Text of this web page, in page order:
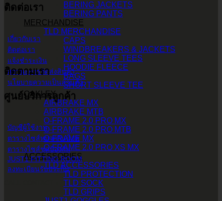
BERING JACKETS
BERING PANTS
MERCHANDISE
TLD MERCHANDISE
CAPS
WINDBREAKERS & JACKETS
LONG SLEEVE TEES
HOODIE FLEECE
BAGS
SHORT SLEEVE TEE
OAKLEY
AIRBRAKE MX
AIRBRAKE MTB
O-FRAME 2.0 PRO MX
O-FRAME 2.0 PRO MTB
O-FRAME MX
O-FRAME 2.0 PRO XS MX
ACCESSORIES
TLD ACCESSORIES
TLD PROTECTION
TLD SOCK
TLD GRIPS
ติดต่อเรา
เกี่ยวกับเรา
ติดต่อเรา
แจ้งชำระเงิน
สถานะการจัดส่งสินค้า
นโยบายความเป็นส่วนตัว
ติดตามเรา
ศูนย์บริการลูกค้า
บัญชีผู้ใช้งาน
ตารางไซส์หมวกกันน็อค
ตารางไซส์ชุดป้องกัน
JUST1 FITTING ROOM
ลงทะเบียนรับประกัน